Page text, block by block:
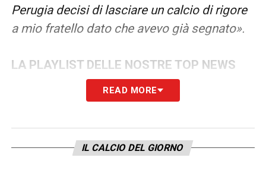
Perugia decisi di lasciare un calcio di rigore
a mio fratello dato che avevo già segnato».
LA PLAYLIST DELLE NOSTRE TOP NEWS
READ MORE
IL CALCIO DEL GIORNO